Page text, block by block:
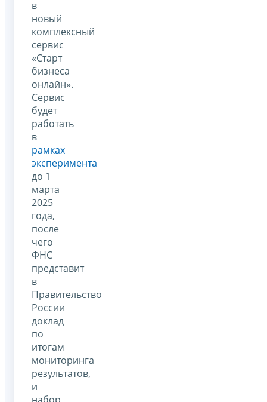
в
новый
комплексный
сервис
«Старт
бизнеса
онлайн».
Сервис
будет
работать
в
рамках
эксперимента
до 1
марта
2025
года,
после
чего
ФНС
представит
в
Правительство
России
доклад
по
итогам
мониторинга
результатов,
и
набор